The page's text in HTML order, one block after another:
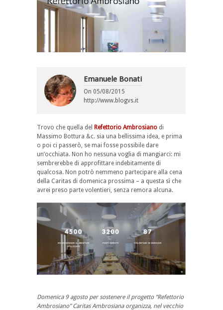
Emanuele Bonati
On 05/08/2015
http://www.blogvs.it
Trovo che quella del Refettorio Ambrosiano di
Massimo Bottura &c. sia una bellissima idea, e prima
o poi ci passerò, se mai fosse possibile dare
un’occhiata. Non ho nessuna voglia di mangiarci: mi
sembrerebbe di approfittare indebitamente di
qualcosa. Non potrò nemmeno partecipare alla cena
della Caritas di domenica prossima – a questa sì che
avrei preso parte volentieri, senza remora alcuna.
Domenica 9 agosto per sostenere il progetto “Refettorio
Ambrosiano” Caritas Ambrosiana organizza, nel vecchio